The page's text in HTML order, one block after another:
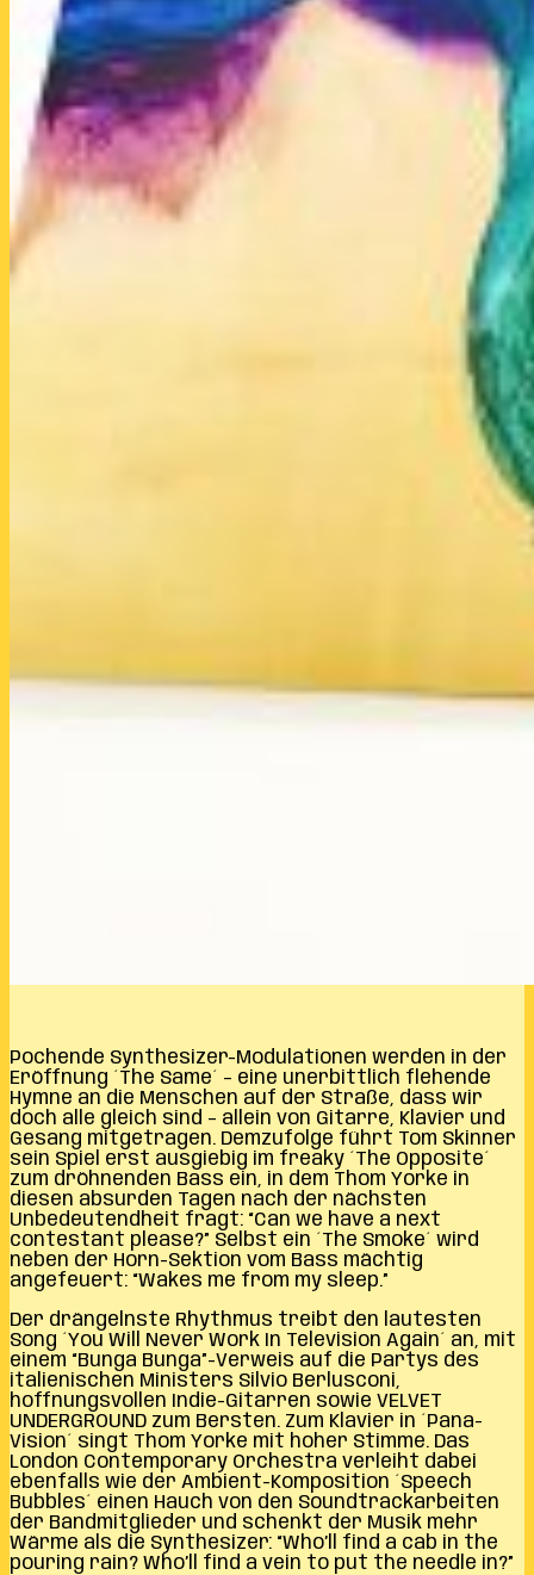
Pochende Synthesizer-Modulationen werden in der
Eröffnung ´The Same´ – eine unerbittlich flehende
Hymne an die Menschen auf der Straße, dass wir
doch alle gleich sind – allein von Gitarre, Klavier und
Gesang mitgetragen. Demzufolge führt Tom Skinner
sein Spiel erst ausgiebig im freaky ´The Opposite´
zum dröhnenden Bass ein, in dem Thom Yorke in
diesen absurden Tagen nach der nächsten
Unbedeutendheit fragt: “Can we have a next
contestant please?” Selbst ein ´The Smoke´ wird
neben der Horn-Sektion vom Bass mächtig
angefeuert: “Wakes me from my sleep.”
Der drängelnste Rhythmus treibt den lautesten
Song ´You Will Never Work In Television Again´ an, mit
einem “Bunga Bunga”-Verweis auf die Partys des
italienischen Ministers Silvio Berlusconi,
hoffnungsvollen Indie-Gitarren sowie VELVET
UNDERGROUND zum Bersten. Zum Klavier in ´Pana-
Vision´ singt Thom Yorke mit hoher Stimme. Das
London Contemporary Orchestra verleiht dabei
ebenfalls wie der Ambient-Komposition ´Speech
Bubbles´ einen Hauch von den Soundtrackarbeiten
der Bandmitglieder und schenkt der Musik mehr
Wärme als die Synthesizer: “Who’ll find a cab in the
pouring rain? Who’ll find a vein to put the needle in?”